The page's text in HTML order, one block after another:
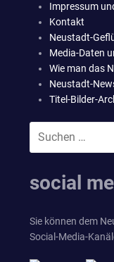
Impressum
Kontakt
Neustadt-
Media-Daten
Wie man das
Neustadt-
Titel-Bilder-
Suchen
social
Sie können dem
Social-Media-